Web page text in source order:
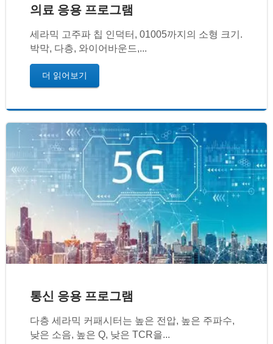
의료 응용 프로그램
세라믹 고주파 칩 인덕터, 01005까지의 소형 크기.
박막, 다층, 와이어바운드,...
더 읽어보기
통신 응용 프로그램
다층 세라믹 커패시터는 높은 전압, 높은 주파수,
낮은 소음, 높은 Q, 낮은 TCR을...